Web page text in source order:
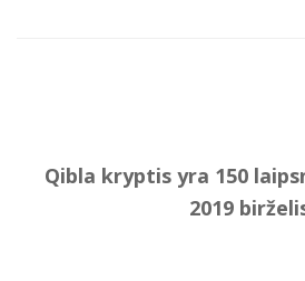
Qibla kryptis yra 150
2019